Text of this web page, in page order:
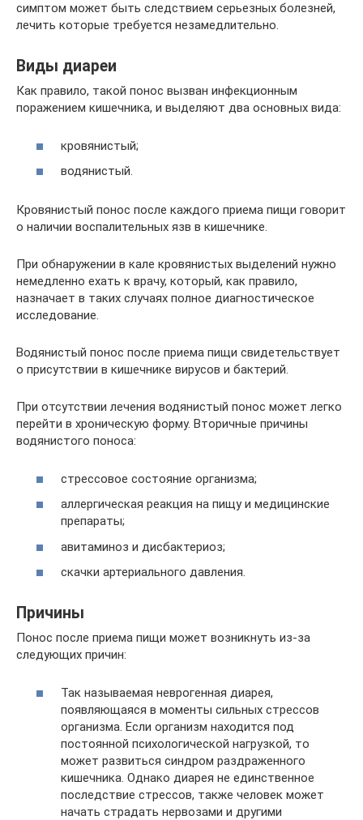
симптом может быть следствием серьезных болезней,
лечить которые требуется незамедлительно.
Виды диареи
Как правило, такой понос вызван инфекционным
поражением кишечника, и выделяют два основных вида:
кровянистый;
водянистый.
Кровянистый понос после каждого приема пищи говорит
о наличии воспалительных язв в кишечнике.
При обнаружении в кале кровянистых выделений нужно
немедленно ехать к врачу, который, как правило,
назначает в таких случаях полное диагностическое
исследование.
Водянистый понос после приема пищи свидетельствует
о присутствии в кишечнике вирусов и бактерий.
При отсутствии лечения водянистый понос может легко
перейти в хроническую форму. Вторичные причины
водянистого поноса:
стрессовое состояние организма;
аллергическая реакция на пищу и медицинские
препараты;
авитаминоз и дисбактериоз;
скачки артериального давления.
Причины
Понос после приема пищи может возникнуть из-за
следующих причин:
Так называемая неврогенная диарея,
появляющаяся в моменты сильных стрессов
организма. Если организм находится под
постоянной психологической нагрузкой, то
может развиться синдром раздраженного
кишечника. Однако диарея не единственное
последствие стрессов, также человек может
начать страдать нервозами и другими